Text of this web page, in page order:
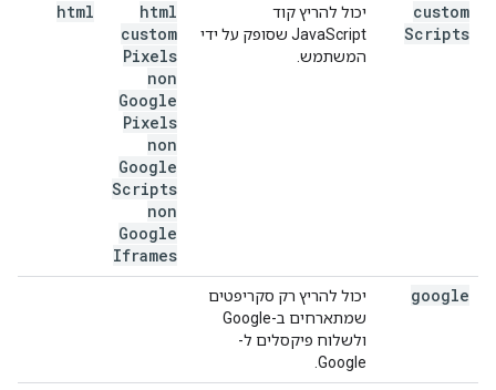
custom
Scripts
יכול להריץ קוד
JavaScript שסופק על ידי
המשתמש.
html
custom
Pixels
non
Google
Pixels
non
Google
Scripts
non
Google
Iframes
html
google
יכול להריץ רק סקריפטים
שמתארחים ב-Google
ולשלוח פיקסלים ל-
Google.